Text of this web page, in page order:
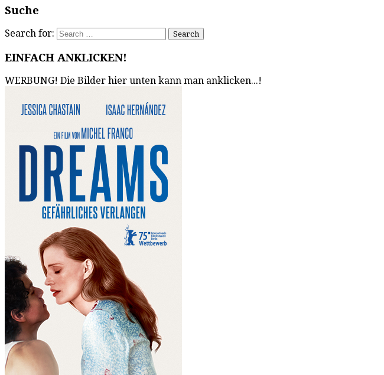
Suche
Search for:
EINFACH ANKLICKEN!
WERBUNG! Die Bilder hier unten kann man anklicken...!